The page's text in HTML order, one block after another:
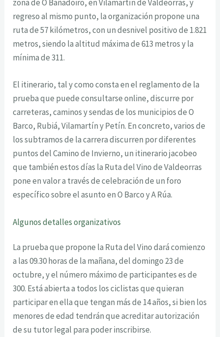
zona de O Bañadoiro, en Vilamartín de Valdeorras, y
regreso al mismo punto, la organización propone una
ruta de 57 kilómetros, con un desnivel positivo de 1.821
metros, siendo la altitud máxima de 613 metros y la
mínima de 311.
El itinerario, tal y como consta en el reglamento de la
prueba que puede consultarse online, discurre por
carreteras, caminos y sendas de los municipios de O
Barco, Rubiá, Vilamartín y Petín. En concreto, varios de
los subtramos de la carrera discurren por diferentes
puntos del Camino de Invierno, un itinerario jacobeo
que también estos días la Ruta del Vino de Valdeorras
pone en valor a través de celebración de un foro
específico sobre el asunto en O Barco y A Rúa.
Algunosdetallesorganizativos
La prueba que propone la Ruta del Vino dará comienzo
a las 09.30 horas de la mañana, del domingo 23 de
octubre, y el número máximo de participantes es de
300. Está abierta a todos los ciclistas que quieran
participar en ella que tengan más de 14 años, si bien los
menores de edad tendrán que acreditar autorización
de su tutor legal para poder inscribirse.